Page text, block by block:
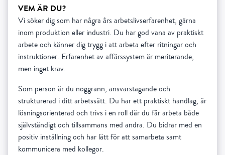
VEM ÄR DU?
Vi söker dig som har några års arbetslivserfarenhet, gärna
inom produktion eller industri. Du har god vana av praktiskt
arbete och känner dig trygg i att arbeta efter ritningar och
instruktioner. Erfarenhet av affärssystem är meriterande,
men inget krav.
Som person är du noggrann, ansvarstagande och
strukturerad i ditt arbetssätt. Du har ett praktiskt handlag, är
lösningsorienterad och trivs i en roll där du får arbeta både
självständigt och tillsammans med andra. Du bidrar med en
positiv inställning och har lätt för att samarbeta samt
kommunicera med kollegor.